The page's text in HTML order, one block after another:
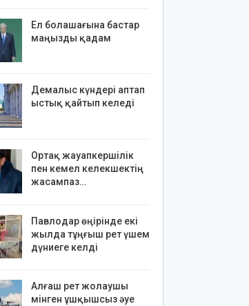
Ел болашағына бастар
маңызды қадам
Демалыс күндері аптап
ыстық қайтып келеді
Ортақ жауапкершілік
пен кемел келекшектің
жасампаз…
Павлодар өңірінде екі
жылда тұңғыш рет үшем
дүниеге келді
Алғаш рет жолаушы
мінген ұшқышсыз әуе